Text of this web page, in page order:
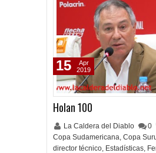
Holan 100
La Caldera del Diablo 0
Copa Sudamericana, Copa
director técnico, Estadísticas,
15
Apr
2019